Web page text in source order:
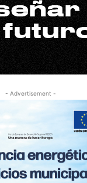
- Advertisement -